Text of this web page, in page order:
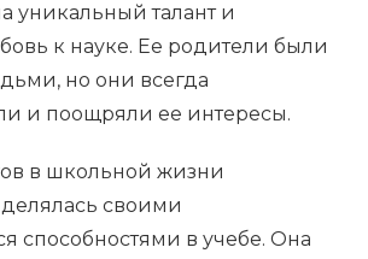
уникальный талант и
к науке. Ее родители были
но они всегда
и поощряли ее интересы.
в школьной жизни
своими
способностями в учебе. Она